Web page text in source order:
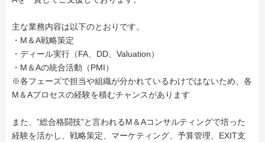
主な業務内容は以下のとおりです。
・M＆A戦略策定
・ディール実行（FA、DD、Valuation）
・M＆Aの統合活動（PMI）
※各フェーズで担当や組織が分かれているわけではないため、各
M＆Aプロセスの経験を積むチャンスがあります
また、”総合格闘技”と言われるM＆Aコンサルティングで培った
経験を活かし、戦略策定、マーケティング、予算管理、EXIT支